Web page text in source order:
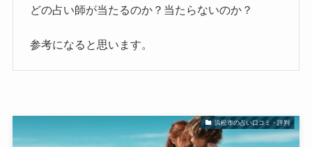
どの占い師が当たるのか？当たらないのか？
参考になると思います。
浜松市の占い口コミ・評判